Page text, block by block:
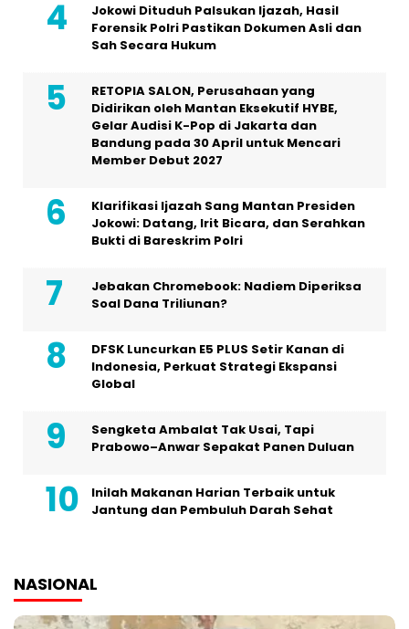
Jokowi Dituduh Palsukan Ijazah, Hasil
Forensik Polri Pastikan Dokumen Asli dan
Sah Secara Hukum
RETOPIA SALON, Perusahaan yang
Didirikan oleh Mantan Eksekutif HYBE,
Gelar Audisi K-Pop di Jakarta dan
Bandung pada 30 April untuk Mencari
Member Debut 2027
Klarifikasi Ijazah Sang Mantan Presiden
Jokowi: Datang, Irit Bicara, dan Serahkan
Bukti di Bareskrim Polri
Jebakan Chromebook: Nadiem Diperiksa
Soal Dana Triliunan?
DFSK Luncurkan E5 PLUS Setir Kanan di
Indonesia, Perkuat Strategi Ekspansi
Global
Sengketa Ambalat Tak Usai, Tapi
Prabowo–Anwar Sepakat Panen Duluan
Inilah Makanan Harian Terbaik untuk
Jantung dan Pembuluh Darah Sehat
NASIONAL